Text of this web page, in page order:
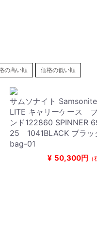
の高い順 価格の低い順
サムソナイト
LITE キャリーケース
ンド122860 SPINNER
25 1041BLACK ブラ
bag-01
¥ 50,300円 （